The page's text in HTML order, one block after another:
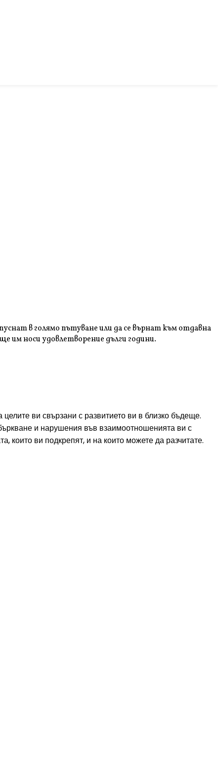
в голямо пътуване или да се върнат към отдавна
им носи удовлетворение дълги години.
ви свързани с развитието ви в близко бъдеще.
и нарушения във взаимоотношенията ви с
ви подкрепят, и на които можете да разчитате.